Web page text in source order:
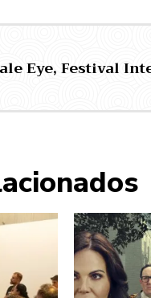
Eye, Festival